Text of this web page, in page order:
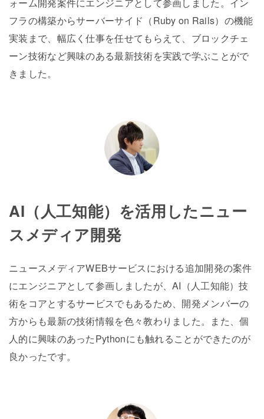
ォーム開発案件にエンジニアとして参画しました。イン
フラの構築からサーバーサイド（Ruby on Rails）の機能
実装まで、幅広く仕事を任せてもらえて、ブロックチェ
ーン技術など興味のある最新技術を実践で学ぶことがで
きました。
AI（人工知能）を活用したニュー
スメディア開発
ニュースメディアWEBサービスにおける追加開発の案件
にエンジニアとして参画しましたが、AI（人工知能）技
術をコアとするサービスでもあるため、開発メンバーの
方からも最新の技術情報を色々教わりました。また、個
人的に興味のあったPythonにも触れることができたのが
良かったです。